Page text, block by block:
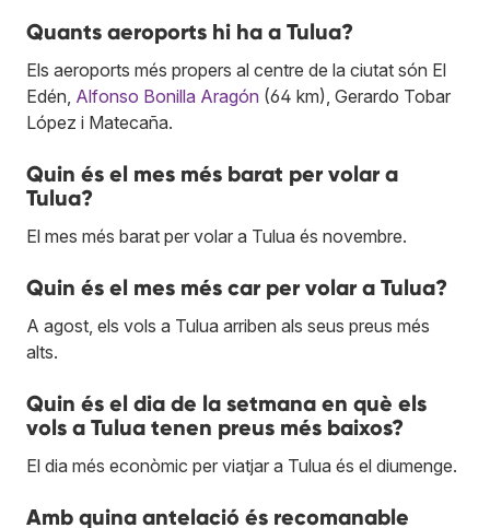
Quants aeroports hi ha a Tulua?
Els aeroports més propers al centre de la ciutat són El
Edén, Alfonso Bonilla Aragón (64 km), Gerardo Tobar
López i Matecaña.
Quin és el mes més barat per volar a
Tulua?
El mes més barat per volar a Tulua és novembre.
Quin és el mes més car per volar a Tulua?
A agost, els vols a Tulua arriben als seus preus més
alts.
Quin és el dia de la setmana en què els
vols a Tulua tenen preus més baixos?
El dia més econòmic per viatjar a Tulua és el diumenge.
Amb quina antelació és recomanable